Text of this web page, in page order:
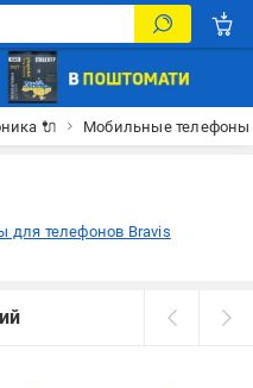
🔌 Мобильные телефоны
для телефонов Bravis